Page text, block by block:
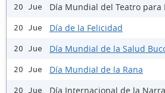
20 Jue Día Mundial del Teatro para
20 Jue Día de la Felicidad
20 Jue Día Mundial de la Salud
20 Jue Día Mundial de la Rana
20 Jue Día Internacional de la